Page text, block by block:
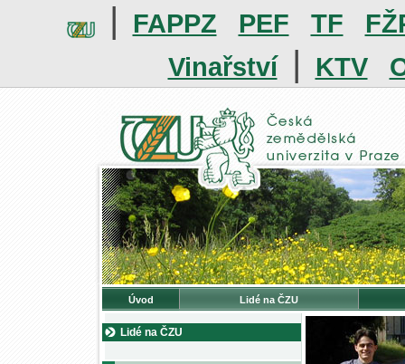
| FAPPZ PEF TF
Vinařství | KTV
Úvod Lidé na ČZU
Lidé na ČZU